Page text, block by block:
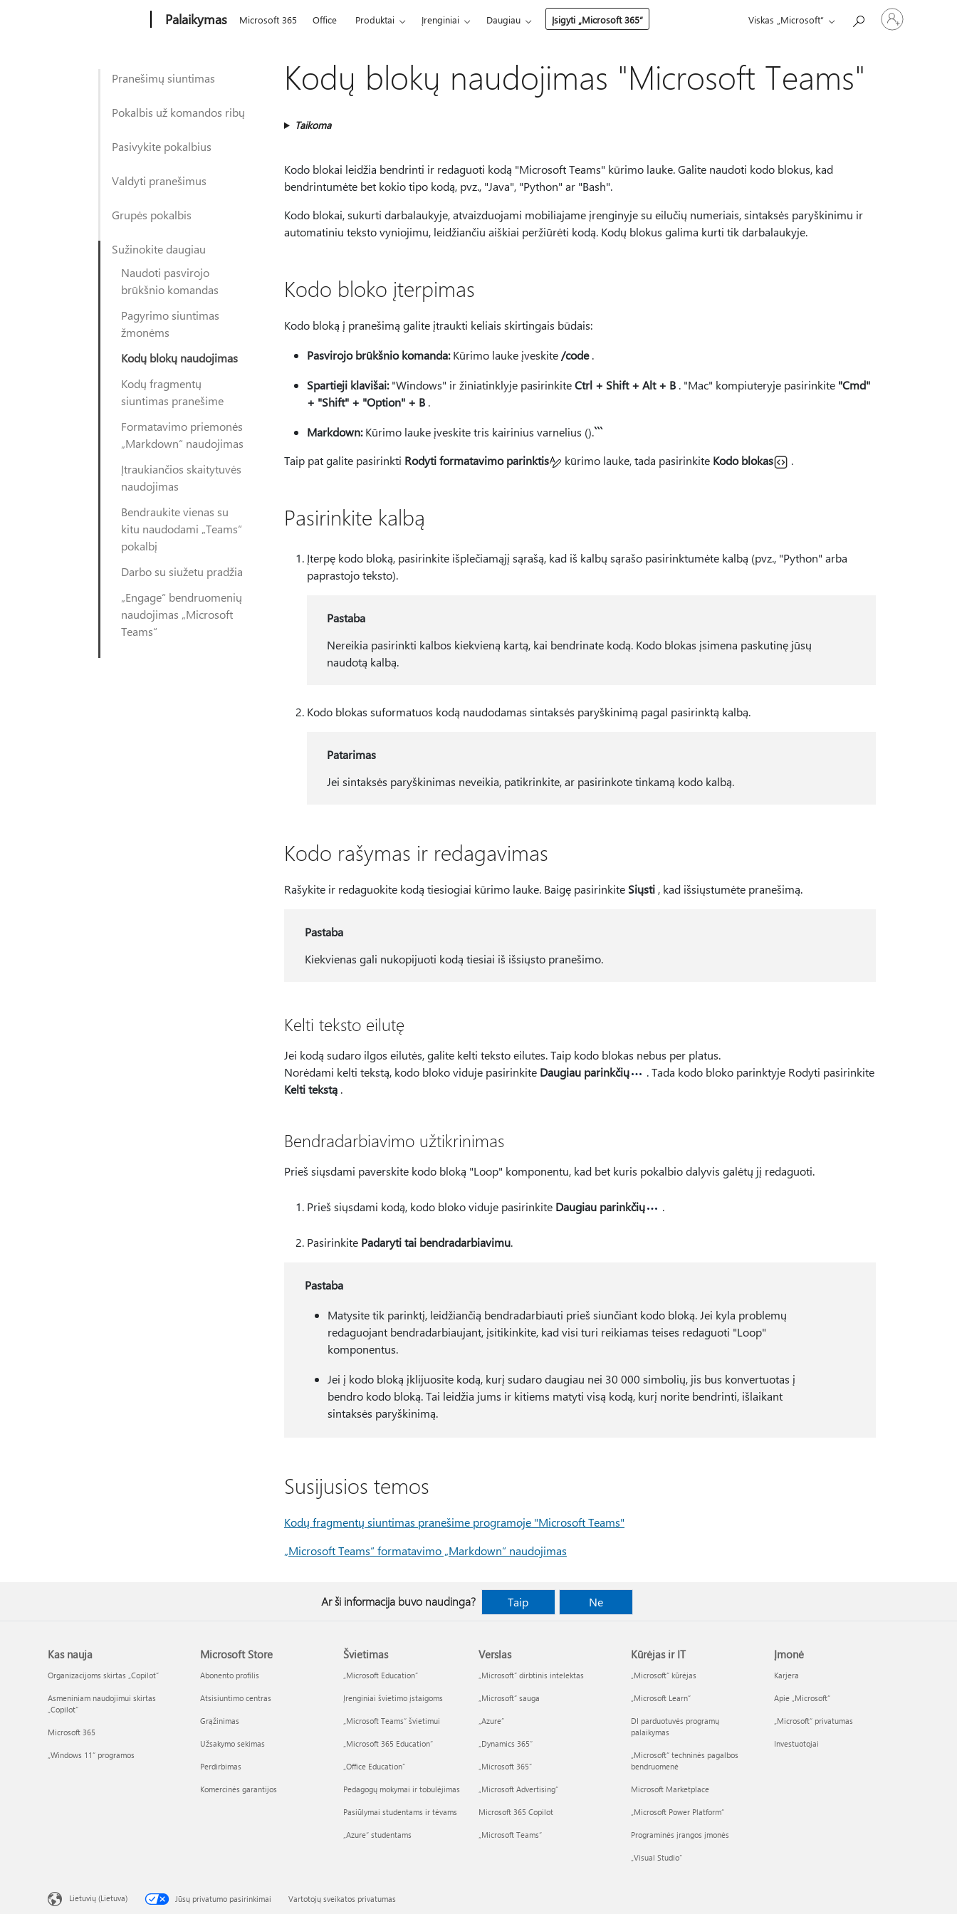
Palaikymas Microsoft 365 Office Produktai Įrenginiai Daugiau Įsigyti „Microsoft 365“ Viskas „Microsoft“
Prisijunkite
prie
paskyros
Pranešimų siuntimas
Pokalbis už komandos ribų
Pasivykite pokalbius
Valdyti pranešimus
Grupės pokalbis
Sužinokite daugiau
Naudoti pasvirojo
brūkšnio komandas
Pagyrimo siuntimas
žmonėms
Kodų blokų naudojimas
Kodų fragmentų
siuntimas pranešime
Formatavimo priemonės
„Markdown“ naudojimas
Įtraukiančios skaitytuvės
naudojimas
Bendraukite vienas su
kitu naudodami „Teams“
pokalbį
Darbo su siužetu pradžia
„Engage“ bendruomenių
naudojimas „Microsoft
Teams“
Kodų blokų naudojimas "Microsoft Teams"
Taikoma
Kodo blokai leidžia bendrinti ir redaguoti kodą "Microsoft Teams" kūrimo lauke. Galite naudoti kodo blokus, kad
bendrintumėte bet kokio tipo kodą, pvz., "Java", "Python" ar "Bash".
Kodo blokai, sukurti darbalaukyje, atvaizduojami mobiliajame įrenginyje su eilučių numeriais, sintaksės paryškinimu ir
automatiniu teksto vyniojimu, leidžiančiu aiškiai peržiūrėti kodą. Kodų blokus galima kurti tik darbalaukyje.
Kodo bloko įterpimas
Kodo bloką į pranešimą galite įtraukti keliais skirtingais būdais:
Pasvirojo brūkšnio komanda:Kūrimo lauke įveskite /code.
Spartieji klavišai:"Windows" ir žiniatinklyje pasirinkiteCtrl + Shift + Alt + B . "Mac" kompiuteryje pasirinkite "Cmd"
+ "Shift" + "Option" + B .
Markdown:Kūrimo lauke įveskite tris kairinius varnelius ().```
Taip pat galite pasirinkti Rodyti formatavimo parinktis kūrimo lauke, tada pasirinkite Kodo blokas .
Pasirinkite kalbą
Įterpę kodo bloką, pasirinkite išplečiamąjį sąrašą, kad iš kalbų sąrašo pasirinktumėte kalbą (pvz., "Python" arba
paprastojo teksto).
Pastaba
Nereikia pasirinkti kalbos kiekvieną kartą, kai bendrinate kodą. Kodo blokas įsimena paskutinę jūsų
naudotą kalbą.
Kodo blokas suformatuos kodą naudodamas sintaksės paryškinimą pagal pasirinktą kalbą.
Patarimas
Jei sintaksės paryškinimas neveikia, patikrinkite, ar pasirinkote tinkamą kodo kalbą.
Kodo rašymas ir redagavimas
Rašykite ir redaguokite kodą tiesiogiai kūrimo lauke. Baigę pasirinkite Siųsti , kad išsiųstumėte pranešimą.
Pastaba
Kiekvienas gali nukopijuoti kodą tiesiai iš išsiųsto pranešimo.
Kelti teksto eilutę
Jei kodą sudaro ilgos eilutės, galite kelti teksto eilutes. Taip kodo blokas nebus per platus.
Norėdami kelti tekstą, kodo bloko viduje pasirinkite Daugiau parinkčių
. Tada kodo bloko parinktyje Rodyti pasirinkite
Kelti tekstą .
Bendradarbiavimo užtikrinimas
Prieš siųsdami paverskite kodo bloką "Loop" komponentu, kad bet kuris pokalbio dalyvis galėtų jį redaguoti.
Prieš siųsdami kodą, kodo bloko viduje pasirinkite Daugiau parinkčių .
Pasirinkite Padaryti tai bendradarbiavimu.
Pastaba
Matysite tik parinktį, leidžiančią bendradarbiauti prieš siunčiant kodo bloką. Jei kyla problemų
redaguojant bendradarbiaujant, įsitikinkite, kad visi turi reikiamas teises redaguoti "Loop"
komponentus.
Jei į kodo bloką įklijuosite kodą, kurį sudaro daugiau nei 30 000 simbolių, jis bus konvertuotas į
bendro kodo bloką. Tai leidžia jums ir kitiems matyti visą kodą, kurį norite bendrinti, išlaikant
sintaksės paryškinimą.
Susijusios temos
Kodų fragmentų siuntimas pranešime programoje "Microsoft Teams"
„Microsoft Teams“ formatavimo „Markdown“ naudojimas
Ar ši informacija buvo naudinga? Taip Ne
Kas nauja
Organizacijoms skirtas „Copilot“
Asmeniniam naudojimui skirtas
„Copilot“
Microsoft 365
„Windows 11“ programos
Microsoft Store
Abonento profilis
Atsisiuntimo centras
Grąžinimas
Užsakymo sekimas
Perdirbimas
Komercinės garantijos
Švietimas
„Microsoft Education“
Įrenginiai švietimo įstaigoms
„Microsoft Teams“ švietimui
„Microsoft 365 Education“
„Office Education“
Pedagogų mokymai ir tobulėjimas
Pasiūlymai studentams ir tėvams
„Azure“ studentams
Verslas
„Microsoft“ dirbtinis intelektas
„Microsoft“ sauga
„Azure”
„Dynamics 365“
„Microsoft 365“
„Microsoft Advertising“
Microsoft 365 Copilot
„Microsoft Teams“
Kūrėjas ir IT
„Microsoft“ kūrėjas
„Microsoft Learn“
DI parduotuvės programų
palaikymas
„Microsoft“ techninės pagalbos
bendruomenė
Microsoft Marketplace
„Microsoft Power Platform“
Programinės įrangos įmonės
„Visual Studio“
Įmonė
Karjera
Apie „Microsoft“
„Microsoft“ privatumas
Investuotojai
Lietuvių (Lietuva) Jūsų privatumo pasirinkimai
Vartotojų sveikatos privatumas